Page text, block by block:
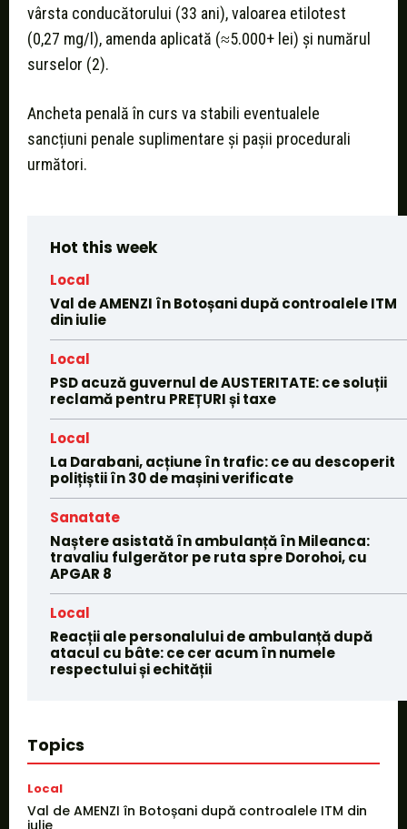
vârsta conducătorului (33 ani), valoarea etilotest
(0,27 mg/l), amenda aplicată (≈5.000+ lei) și numărul
surselor (2).
Ancheta penală în curs va stabili eventualele
sancțiuni penale suplimentare și pașii procedurali
următori.
Hot this week
Local
Val de AMENZI în Botoșani după controalele ITM
din iulie
Local
PSD acuză guvernul de AUSTERITATE: ce soluții
reclamă pentru PREȚURI și taxe
Local
La Darabani, acțiune în trafic: ce au descoperit
polițiștii în 30 de mașini verificate
Sanatate
Naștere asistată în ambulanță în Mileanca:
travaliu fulgerător pe ruta spre Dorohoi, cu
APGAR 8
Local
Reacții ale personalului de ambulanță după
atacul cu bâte: ce cer acum în numele
respectului și echității
Topics
Local
Val de AMENZI în Botoșani după controalele ITM din